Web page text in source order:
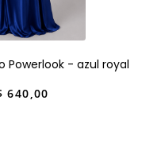
Powerlook - azul royal
640,00